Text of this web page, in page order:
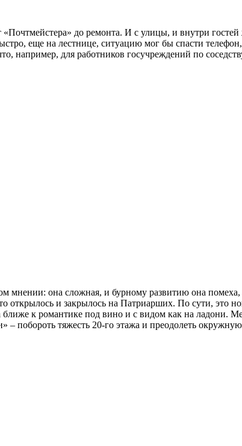
«Почтмейстера» до ремонта. И с улицы, и внутри
еще на лестнице, ситуацию мог бы спасти
например, для работников госучреждений по
мнении: она сложная, и бурному развитию она
открылось и закрылось на Патриарших. По сути, это
к романтике под вино и с видом как на ладони.
– побороть тяжесть 20-го этажа и преодолеть